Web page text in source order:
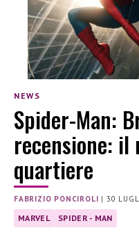
NEWS
Spider-Man:
recensione: il
quartiere
FABRIZIO PONCIROLI | 30
MARVEL SPIDER - MAN